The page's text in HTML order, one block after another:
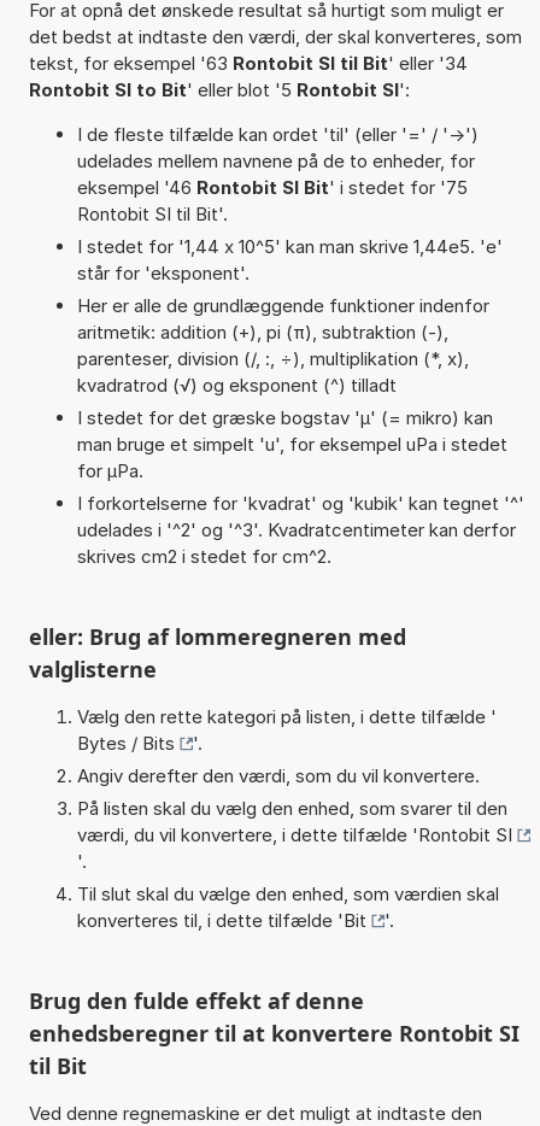
For at opnå det ønskede resultat så hurtigt som muligt er
det bedst at indtaste den værdi, der skal konverteres, som
tekst, for eksempel '63 Rontobit SI til Bit' eller '34
Rontobit SI to Bit' eller blot '5 Rontobit SI':
I de fleste tilfælde kan ordet 'til' (eller '=' / '->')
udelades mellem navnene på de to enheder, for
eksempel '46 Rontobit SI Bit' i stedet for '75
Rontobit SI til Bit'.
I stedet for '1,44 x 10^5' kan man skrive 1,44e5. 'e'
står for 'eksponent'.
Her er alle de grundlæggende funktioner indenfor
aritmetik: addition (+), pi (π), subtraktion (-),
parenteser, division (/, :, ÷), multiplikation (*, x),
kvadratrod (√) og eksponent (^) tilladt
I stedet for det græske bogstav 'µ' (= mikro) kan
man bruge et simpelt 'u', for eksempel uPa i stedet
for µPa.
I forkortelserne for 'kvadrat' og 'kubik' kan tegnet '^'
udelades i '^2' og '^3'. Kvadratcentimeter kan derfor
skrives cm2 i stedet for cm^2.
eller: Brug af lommeregneren med
valglisterne
Vælg den rette kategori på listen, i dette tilfælde '
Bytes / Bits
'.
Angiv derefter den værdi, som du vil konvertere.
På listen skal du vælg den enhed, som svarer til den
værdi, du vil konvertere, i dette tilfælde 'Rontobit SI
'.
Til slut skal du vælge den enhed, som værdien skal
konverteres til, i dette tilfælde 'Bit '.
Brug den fulde effekt af denne
enhedsberegner til at konvertere Rontobit SI
til Bit
Ved denne regnemaskine er det muligt at indtaste den